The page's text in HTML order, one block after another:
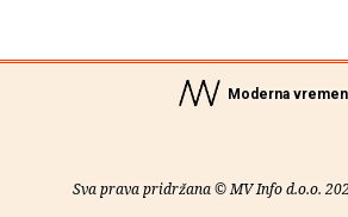
Moderna
Sva prava pridržana © MV Info d.o.o.